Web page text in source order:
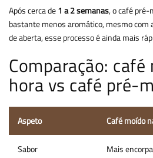
Após cerca de1 a 2 semanas, o café
bastante menos aromático, mesmo com
de aberta, esse processo é ainda mais
Comparação:
hora vs café pré-
Aspeto Café moído
Sabor Mais